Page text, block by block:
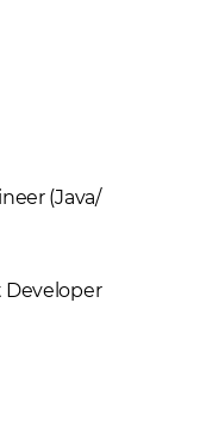
(Java/
Developer